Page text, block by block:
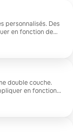
personnalisés. Des
en fonction de
double couche.
en fonction